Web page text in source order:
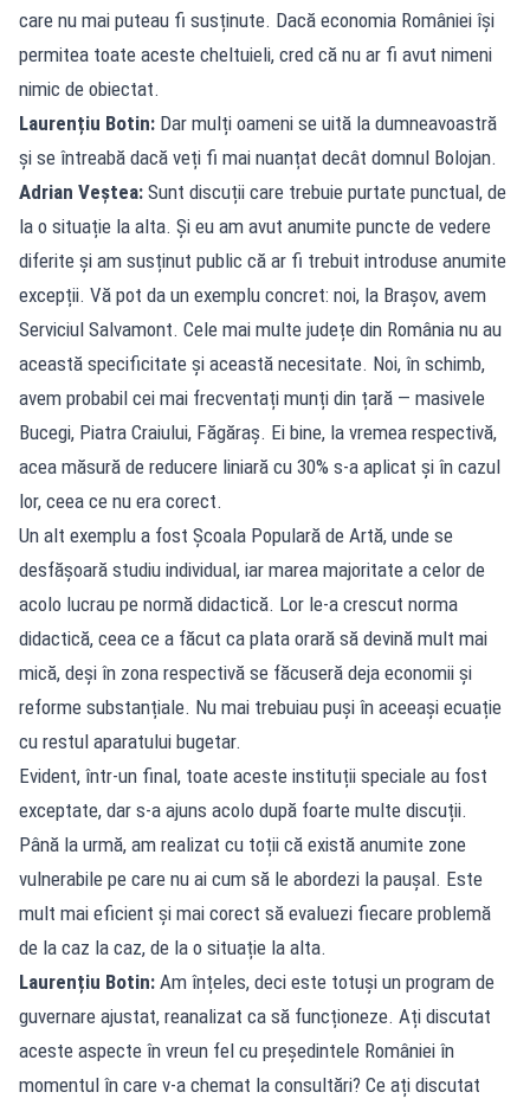
care nu mai puteau fi susținute. Dacă economia României își
permitea toate aceste cheltuieli, cred că nu ar fi avut nimeni
nimic de obiectat.
Laurențiu Botin: Dar mulți oameni se uită la dumneavoastră
și se întreabă dacă veți fi mai nuanțat decât domnul Bolojan.
Adrian Veștea: Sunt discuții care trebuie purtate punctual, de
la o situație la alta. Și eu am avut anumite puncte de vedere
diferite și am susținut public că ar fi trebuit introduse anumite
excepții. Vă pot da un exemplu concret: noi, la Brașov, avem
Serviciul Salvamont. Cele mai multe județe din România nu au
această specificitate și această necesitate. Noi, în schimb,
avem probabil cei mai frecventați munți din țară — masivele
Bucegi, Piatra Craiului, Făgăraș. Ei bine, la vremea respectivă,
acea măsură de reducere liniară cu 30% s-a aplicat și în cazul
lor, ceea ce nu era corect.
Un alt exemplu a fost Școala Populară de Artă, unde se
desfășoară studiu individual, iar marea majoritate a celor de
acolo lucrau pe normă didactică. Lor le-a crescut norma
didactică, ceea ce a făcut ca plata orară să devină mult mai
mică, deși în zona respectivă se făcuseră deja economii și
reforme substanțiale. Nu mai trebuiau puși în aceeași ecuație
cu restul aparatului bugetar.
Evident, într-un final, toate aceste instituții speciale au fost
exceptate, dar s-a ajuns acolo după foarte multe discuții.
Până la urmă, am realizat cu toții că există anumite zone
vulnerabile pe care nu ai cum să le abordezi la paușal. Este
mult mai eficient și mai corect să evaluezi fiecare problemă
de la caz la caz, de la o situație la alta.
Laurențiu Botin: Am înțeles, deci este totuși un program de
guvernare ajustat, reanalizat ca să funcționeze. Ați discutat
aceste aspecte în vreun fel cu președintele României în
momentul în care v-a chemat la consultări? Ce ați discutat